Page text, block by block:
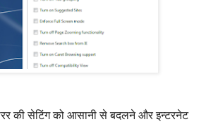
की सेटिंग को आसानी से बदलने और इन्टरनेट